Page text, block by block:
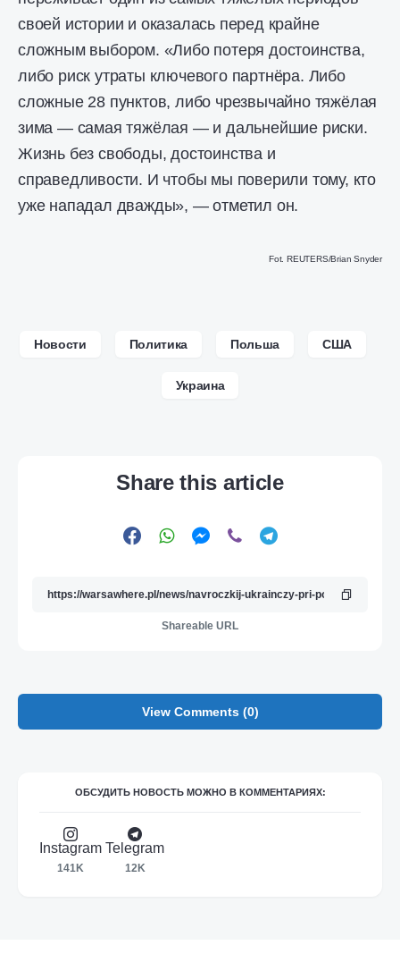
своей истории и оказалась перед крайне
сложным выбором. «Либо потеря достоинства,
либо риск утраты ключевого партнёра. Либо
сложные 28 пунктов, либо чрезвычайно тяжёлая
зима — самая тяжёлая — и дальнейшие риски.
Жизнь без свободы, достоинства и
справедливости. И чтобы мы поверили тому, кто
уже нападал дважды», — отметил он.
Fot. REUTERS/Brian Snyder
Новости Политика Польша США
Украина
Share this article
Shareable URL
View Comments (0)
ОБСУДИТЬ НОВОСТЬ МОЖНО В КОММЕНТАРИЯХ:
Instagram
141K
Telegram
12K